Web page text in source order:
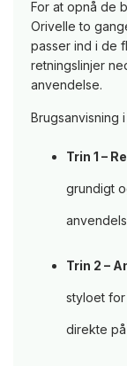
For at opnå de
Orivelle to
passer ind i de
retningslinjer
anvendelse.
Brugsanvisning
Trin 1 –
grundigt
Trin 2 –
styloet
direkte